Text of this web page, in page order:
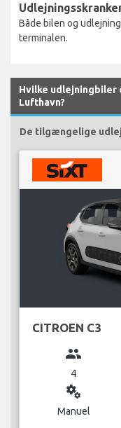
Både bilen og
terminalen.
Hvilke
Lufthavn?
De tilgængelige
CITROEN C3
group
4
miscellaneous_services
Manuel